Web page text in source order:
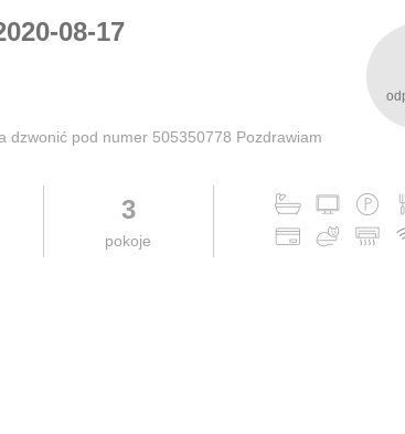
08-17
dzwonić pod numer 505350778 Pozdrawiam
3
pokoje